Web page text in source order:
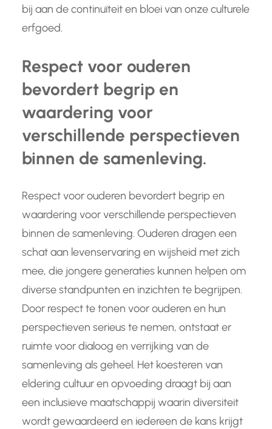
bij aan de continuïteit en bloei van onze culturele
erfgoed.
Respect voor ouderen
bevordert begrip en
waardering voor
verschillende perspectieven
binnen de samenleving.
Respect voor ouderen bevordert begrip en
waardering voor verschillende perspectieven
binnen de samenleving. Ouderen dragen een
schat aan levenservaring en wijsheid met zich
mee, die jongere generaties kunnen helpen om
diverse standpunten en inzichten te begrijpen.
Door respect te tonen voor ouderen en hun
perspectieven serieus te nemen, ontstaat er
ruimte voor dialoog en verrijking van de
samenleving als geheel. Het koesteren van
eldering cultuur en opvoeding draagt bij aan
een inclusieve maatschappij waarin diversiteit
wordt gewaardeerd en iedereen de kans krijgt